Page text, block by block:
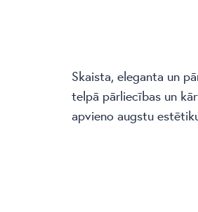
Skaista, eleganta un
telpā pārliecības un
apvieno augstu